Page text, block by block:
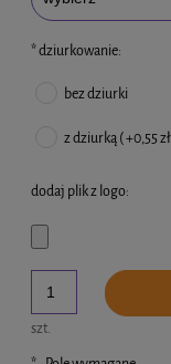
*dziurkowanie:
bez dziurki
z dziurką ( +0,55
dodaj plik z logo:
szt.